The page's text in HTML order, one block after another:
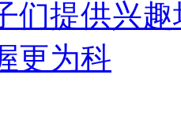
们提供兴
更为科